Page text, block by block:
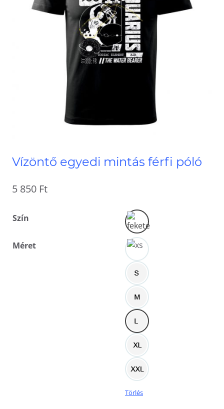
Vízöntő egyedi mintás férfi póló
5 850 Ft
Szín
Méret
Törlés